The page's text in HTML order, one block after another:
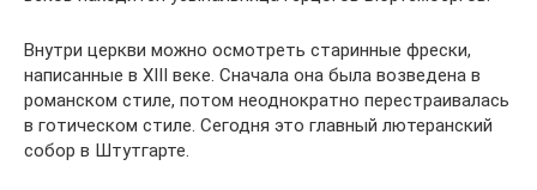
Внутри церкви можно осмотреть старинные фрески,
написанные в XIII веке. Сначала она была возведена в
романском стиле, потом неоднократно перестраивалась
в готическом стиле. Сегодня это главный лютеранский
собор в Штутгарте.